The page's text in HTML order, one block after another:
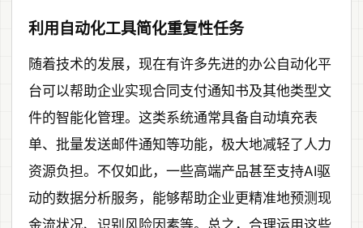
利用自动化工具简化重复性任务
随着技术的发展，现在有许多先进的办公自动化平
台可以帮助企业实现合同支付通知书及其他类型文
件的智能化管理。这类系统通常具备自动填充表
单、批量发送邮件通知等功能，极大地减轻了人力
资源负担。不仅如此，一些高端产品甚至支持AI驱
动的数据分析服务，能够帮助企业更精准地预测现